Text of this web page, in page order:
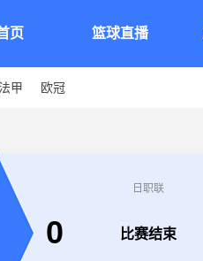
页 篮球直播
法甲 欧冠
日职联
0 比赛结束